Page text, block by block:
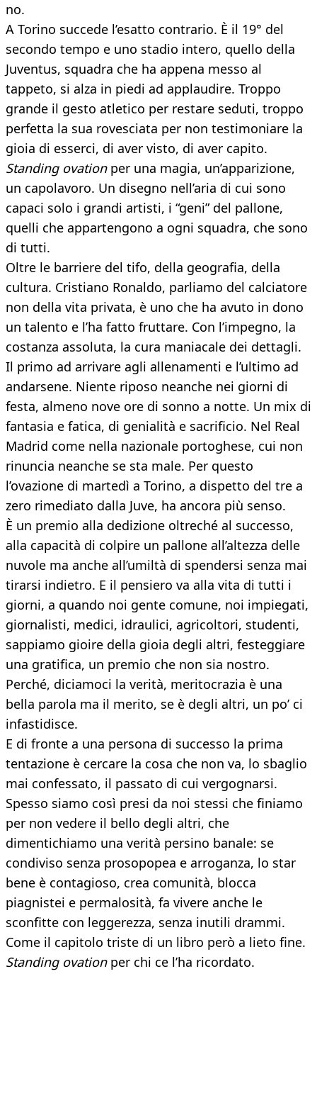
no.
A Torino succede l’esatto contrario. È il 19° del
secondo tempo e uno stadio intero, quello della
Juventus, squadra che ha appena messo al
tappeto, si alza in piedi ad applaudire. Troppo
grande il gesto atletico per restare seduti, troppo
perfetta la sua rovesciata per non testimoniare la
gioia di esserci, di aver visto, di aver capito.
Standing ovationper una magia, un’apparizione,
un capolavoro. Un disegno nell’aria di cui sono
capaci solo i grandi artisti, i “geni” del pallone,
quelli che appartengono a ogni squadra, che sono
di tutti.
Oltre le barriere del tifo, della geografia, della
cultura. Cristiano Ronaldo, parliamo del calciatore
non della vita privata, è uno che ha avuto in dono
un talento e l’ha fatto fruttare. Con l’impegno, la
costanza assoluta, la cura maniacale dei dettagli.
Il primo ad arrivare agli allenamenti e l’ultimo ad
andarsene. Niente riposo neanche nei giorni di
festa, almeno nove ore di sonno a notte. Un mix di
fantasia e fatica, di genialità e sacrificio. Nel Real
Madrid come nella nazionale portoghese, cui non
rinuncia neanche se sta male. Per questo
l’ovazione di martedì a Torino, a dispetto del tre a
zero rimediato dalla Juve, ha ancora più senso.
È un premio alla dedizione oltreché al successo,
alla capacità di colpire un pallone all’altezza delle
nuvole ma anche all’umiltà di spendersi senza mai
tirarsi indietro. E il pensiero va alla vita di tutti i
giorni, a quando noi gente comune, noi impiegati,
giornalisti, medici, idraulici, agricoltori, studenti,
sappiamo gioire della gioia degli altri, festeggiare
una gratifica, un premio che non sia nostro.
Perché, diciamoci la verità, meritocrazia è una
bella parola ma il merito, se è degli altri, un po’ ci
infastidisce.
E di fronte a una persona di successo la prima
tentazione è cercare la cosa che non va, lo sbaglio
mai confessato, il passato di cui vergognarsi.
Spesso siamo così presi da noi stessi che finiamo
per non vedere il bello degli altri, che
dimentichiamo una verità persino banale: se
condiviso senza prosopopea e arroganza, lo star
bene è contagioso, crea comunità, blocca
piagnistei e permalosità, fa vivere anche le
sconfitte con leggerezza, senza inutili drammi.
Come il capitolo triste di un libro però a lieto fine.
Standing ovationper chi ce l’ha ricordato.